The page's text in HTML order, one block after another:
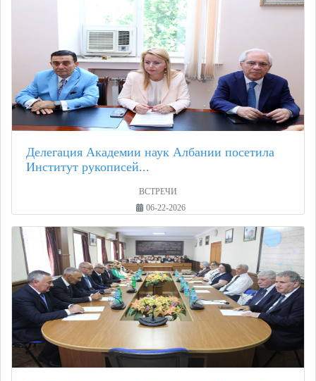
Делегация Академии наук Албании посетила
Институт рукописей...
ВСТРЕЧИ
06-22-2026